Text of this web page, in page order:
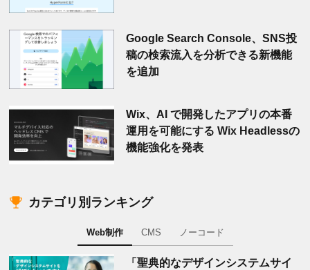
Google Search Console、SNS投
稿の検索流入を分析できる新機能
を追加
Wix、AI で開発したアプリの本番
運用を可能にする Wix Headlessの
機能強化を発表
カテゴリ別ランキング
Web制作 CMS ノーコード
「聖典的なデザインシステムサイ